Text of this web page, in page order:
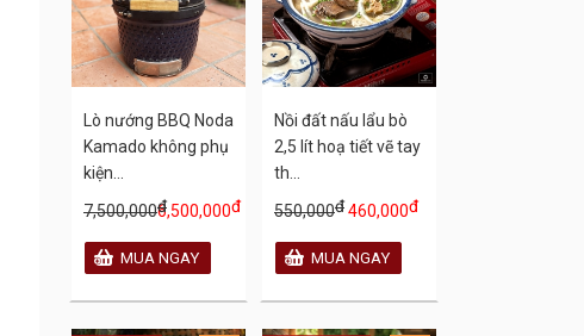
Lò nướng BBQ Noda
Kamado không phụ
kiện...
7,500,000đ
6,500,000đ
Nồi đất nấu lẩu bò
2,5 lít hoạ tiết vẽ tay
th...
550,000đ 460,000đ